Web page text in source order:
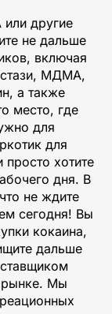
другие
не дальше
включая
МДМА,
а также
место, где
для
для
просто хотите
дня. В
не ждите
сегодня! Вы
кокаина,
дальше
рынке. Мы